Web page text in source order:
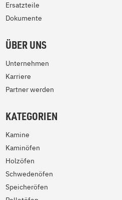
Ersatzteile
Dokumente
ÜBER UNS
Unternehmen
Karriere
Partner werden
KATEGORIEN
Kamine
Kaminöfen
Holzöfen
Schwedenöfen
Speicheröfen